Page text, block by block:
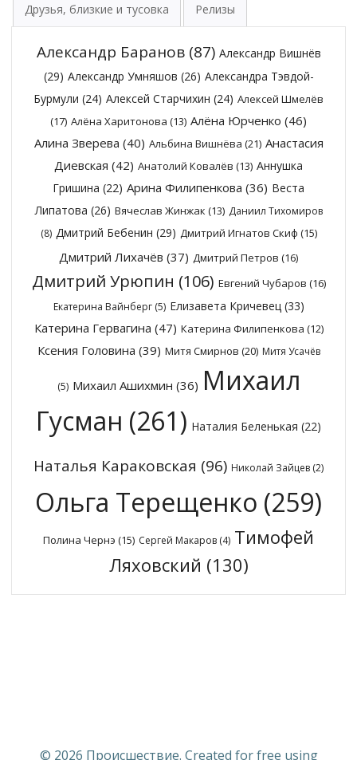
Друзья, близкие и тусовка Релизы
Александр Баранов(87) Александр Вишнёв
(29) Александр Умняшов (26) Александра Тэвдой-
Бурмули (24) Алексей Старчихин (24) Алексей Шмелёв
(17) Алёна Харитонова (13) Алёна Юрченко (46)
Алина Зверева (40) Альбина Вишнёва (21) Анастасия
Диевская (42) Анатолий Ковалёв (13) Аннушка
Гришина (22) Арина Филипенкова (36) Веста
Липатова (26) Вячеслав Жинжак (13) Даниил Тихомиров
(8) Дмитрий Бебенин (29) Дмитрий Игнатов Скиф (15)
Дмитрий Лихачёв (37) Дмитрий Петров (16)
Дмитрий Урюпин (106) Евгений Чубаров (16)
Екатерина Вайнберг(5) Елизавета Кричевец(33)
Катерина Гервагина (47) Катерина Филипенкова (12)
Ксения Головина (39) Митя Смирнов (20) Митя Усачёв
(5) Михаил Ашихмин (36) Михаил
Гусман (261) Наталия Беленькая (22)
Наталья Караковская (96) Николай Зайцев (2)
Ольга Терещенко (259)
Полина Чернэ (15) Сергей Макаров (4) Тимофей
Ляховский (130)
© 2026 Происшествие. Created for free using